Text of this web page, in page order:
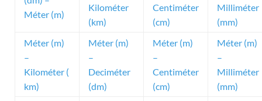
Méter (m)
Kilométer
(km)
Centiméter
(cm)
Milliméter
(mm)
Méter (m)
–
Kilométer (
km)
Méter (m)
–
Deciméter
(dm)
Méter (m)
–
Centiméter
(cm)
Méter (m)
–
Milliméter
(mm)